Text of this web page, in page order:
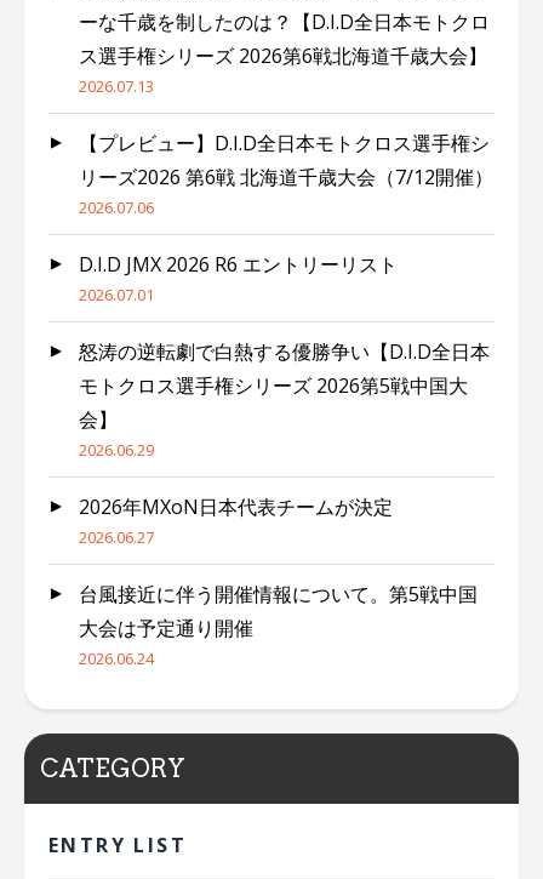
ーな千歳を制したのは？【D.I.D全日本モトクロ
ス選手権シリーズ 2026第6戦北海道千歳大会】
2026.07.13
【プレビュー】D.I.D全日本モトクロス選手権シ
リーズ2026 第6戦 北海道千歳大会（7/12開催）
2026.07.06
D.I.D JMX 2026 R6 エントリーリスト
2026.07.01
怒涛の逆転劇で白熱する優勝争い【D.I.D全日本
モトクロス選手権シリーズ 2026第5戦中国大
会】
2026.06.29
2026年MXoN日本代表チームが決定
2026.06.27
台風接近に伴う開催情報について。第5戦中国
大会は予定通り開催
2026.06.24
CATEGORY
ENTRY LIST